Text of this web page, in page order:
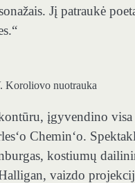
Jį patraukė
Koroliovo nuotrauka
įgyvendino
Chemin‘o.
kostiumų
vaizdo